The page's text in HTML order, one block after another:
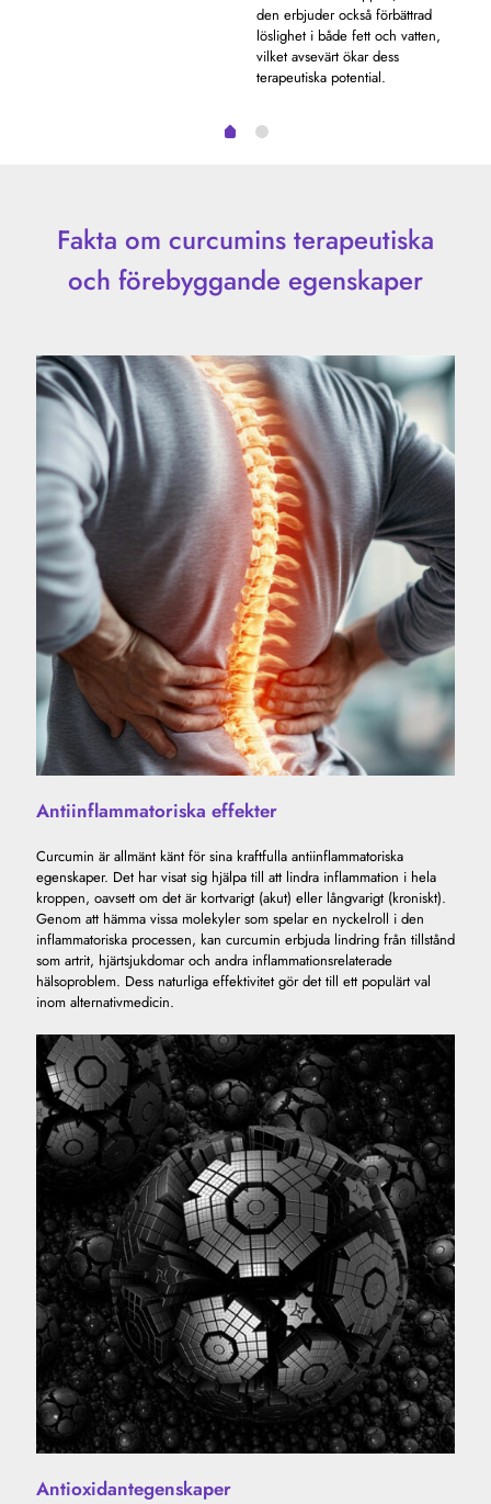
den erbjuder också förbättrad
löslighet i både fett och vatten,
vilket avsevärt ökar dess
terapeutiska potential.
Fakta om curcumins terapeutiska
och förebyggande egenskaper
Antiinflammatoriska effekter
Curcumin är allmänt känt för sina kraftfulla antiinflammatoriska
egenskaper. Det har visat sig hjälpa till att lindra inflammation i hela
kroppen, oavsett om det är kortvarigt (akut) eller långvarigt (kroniskt).
Genom att hämma vissa molekyler som spelar en nyckelroll i den
inflammatoriska processen, kan curcumin erbjuda lindring från tillstånd
som artrit, hjärtsjukdomar och andra inflammationsrelaterade
hälsoproblem. Dess naturliga effektivitet gör det till ett populärt val
inom alternativmedicin.
Antioxidantegenskaper